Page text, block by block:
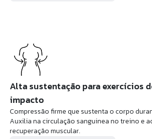
Alta sustentação para exercícios
impacto
Compressão firme que sustenta o corpo
Auxilia na circulação sanguinea no treino e
recuperação muscular.